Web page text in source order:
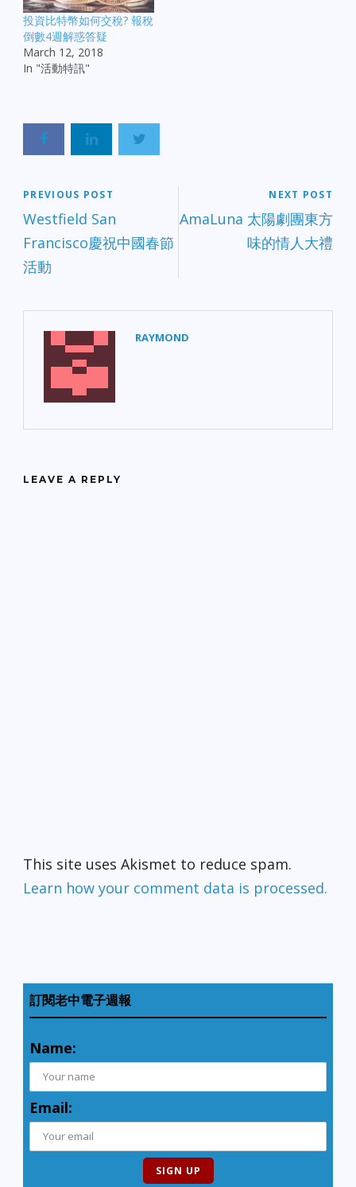
投資比特幣如何交稅? 報稅
倒數4週解惑答疑
March 12, 2018
In "活動特訊"
PREVIOUS POST
Westfield San
Francisco慶祝中國春節
活動
NEXT POST
AmaLuna 太陽劇團東方
味的情人大禮
RAYMOND
LEAVE A REPLY
This site uses Akismet to reduce spam.
Learn how your comment data is processed.
訂閱老中電子週報
Name:
Email: